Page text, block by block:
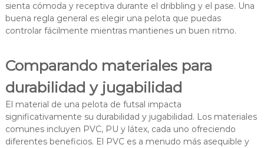
sienta cómoda y receptiva durante el dribbling y el pase. Una
buena regla general es elegir una pelota que puedas
controlar fácilmente mientras mantienes un buen ritmo.
Comparando materiales para
durabilidad y jugabilidad
El material de una pelota de futsal impacta
significativamente su durabilidad y jugabilidad. Los materiales
comunes incluyen PVC, PU y látex, cada uno ofreciendo
diferentes beneficios. El PVC es a menudo más asequible y